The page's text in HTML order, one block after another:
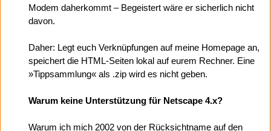
Modem daherkommt – Begeistert wäre er sicherlich nicht
davon.
Daher: Legt euch Verknüpfungen auf meine Homepage an,
speichert die HTML-Seiten lokal auf eurem Rechner. Eine
»Tippsammlung« als .zip wird es nicht geben.
Warum keine Unterstützung für Netscape 4.x?
Warum ich mich 2002 von der Rücksichtname auf den